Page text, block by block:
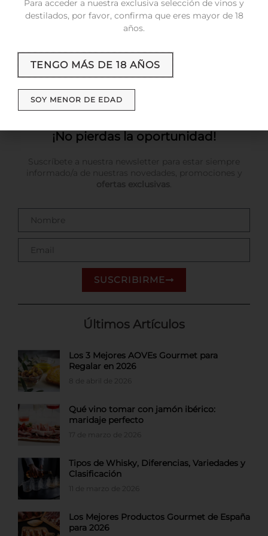
« ANTERIOR 1 2 3 4 POSTERIOR »
Search
¡No pierdas la oportunidad!
Suscríbete a nuestra newsletter para estar siempre
informado/a de nuestras novedades, promociones y
ofertas exclusivas.
SUSCRIBIRME
Últimos Artículos
Los 3 Mejores AOVEs Gourmet para
Regalar en 2026
8 de abril de 2026
Qué vino tomar con jamón ibérico:
maridaje perfecto
17 de marzo de 2026
Tipos de Whisky, Diferencias, Variedades y
Clasificación
11 de marzo de 2026
Los Mejores Productos Gourmet de España
para 2026
Para acceder a nuestra exclusiva selección de vinos y
destilados, por favor, confirma que eres mayor de 18
años.
TENGO MÁS DE 18 AÑOS
SOY MENOR DE EDAD